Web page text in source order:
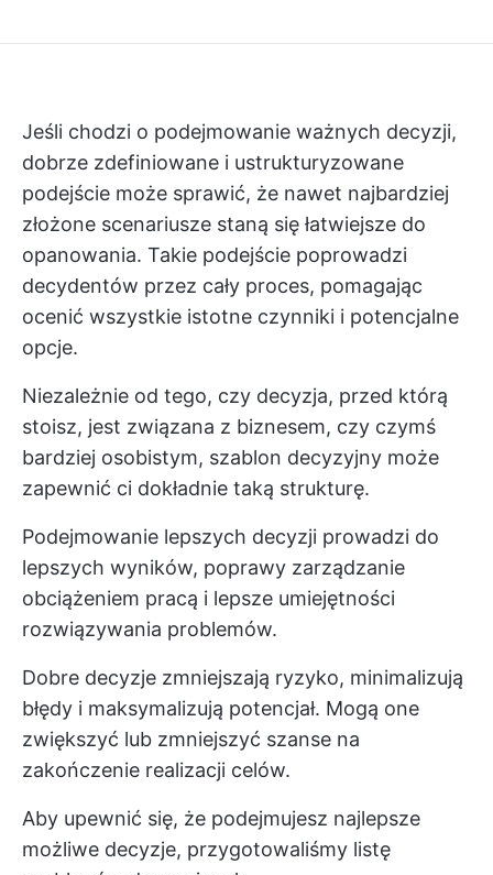
Jeśli chodzi o podejmowanie ważnych decyzji,
dobrze zdefiniowane i ustrukturyzowane
podejście może sprawić, że nawet najbardziej
złożone scenariusze staną się łatwiejsze do
opanowania. Takie podejście poprowadzi
decydentów przez cały proces, pomagając
ocenić wszystkie istotne czynniki i potencjalne
opcje.
Niezależnie od tego, czy decyzja, przed którą
stoisz, jest związana z biznesem, czy czymś
bardziej osobistym, szablon decyzyjny może
zapewnić ci dokładnie taką strukturę.
Podejmowanie lepszych decyzji prowadzi do
lepszych wyników, poprawy zarządzanie
obciążeniem pracą i lepsze umiejętności
rozwiązywania problemów.
Dobre decyzje zmniejszają ryzyko, minimalizują
błędy i maksymalizują potencjał. Mogą one
zwiększyć lub zmniejszyć szanse na
zakończenie realizacji celów.
Aby upewnić się, że podejmujesz najlepsze
możliwe decyzje, przygotowaliśmy listę